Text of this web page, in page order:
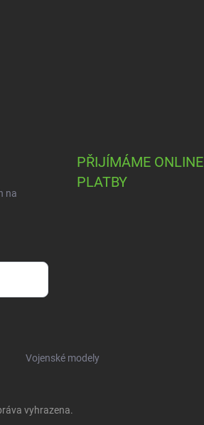
na
PŘIJÍMÁME ONLINE
PLATBY
Vojenské modely
vyhrazena.